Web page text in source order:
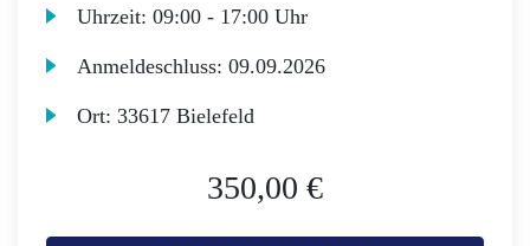
Uhrzeit:09:00 - 17:00 Uhr
Anmeldeschluss:09.09.2026
Ort:33617 Bielefeld
350,00 €